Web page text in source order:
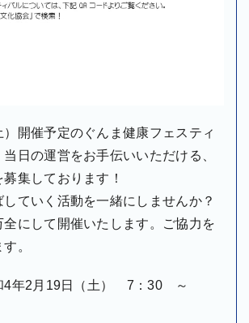
）開催予定のぐんま健康フェスティ
日の運営をお手伝いいただける、
集しております！
ていく活動を一緒にしませんか？
にして開催いたします。ご協力を
。
4年2月19日（土） 7：30 ～